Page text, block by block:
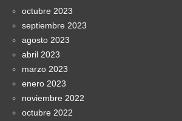
octubre 2023
septiembre 2023
agosto 2023
abril 2023
marzo 2023
enero 2023
noviembre 2022
octubre 2022